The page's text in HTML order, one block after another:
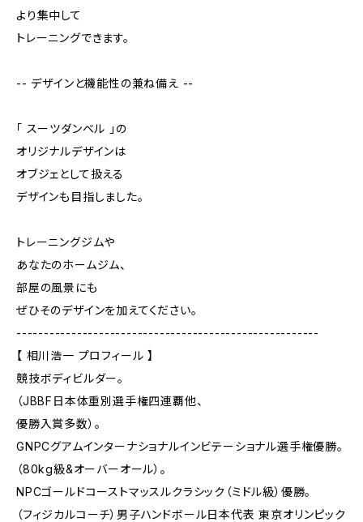
より集中して
トレーニングできます。
-- デザインと機能性の兼ね備え --
「 スーツダンベル 」の
オリジナルデザインは
オブジェとして扱える
デザインも目指しました。
トレーニングジムや
あなたのホームジム、
部屋の風景にも
ぜひそのデザインを加えてください。
-------------------------------------------------------
【 相川浩一 プロフィール 】
競技ボディビルダー。
（JBBF日本体重別選手権四連覇他、
優勝入賞多数）。
GNPCグアムインターナショナルインビテーショナル選手権優勝。
（80kg級&オーバーオール）。
NPCゴールドコーストマッスルクラシック（ミドル級）優勝。
（フィジカルコーチ）男子ハンドボール日本代表 東京オリンピック